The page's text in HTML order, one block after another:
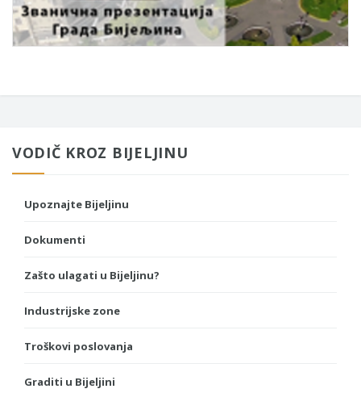
VODIČ KROZ BIJELJINU
Upoznajte Bijeljinu
Dokumenti
Zašto ulagati u Bijeljinu?
Industrijske zone
Troškovi poslovanja
Graditi u Bijeljini